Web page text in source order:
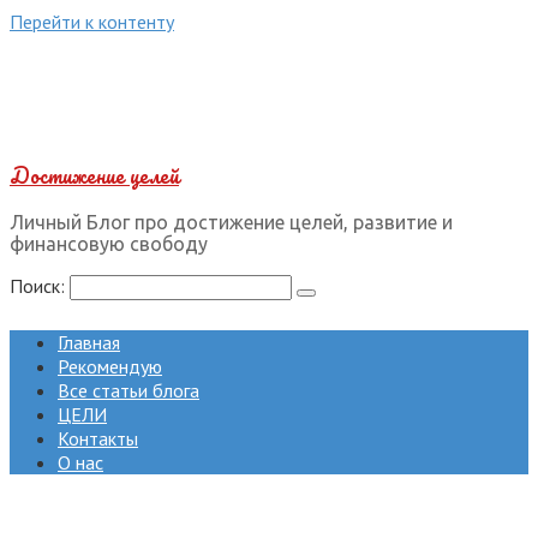
Перейти к контенту
Достижение целей
Личный Блог про достижение целей, развитие и
финансовую свободу
Поиск:
Главная
Рекомендую
Все статьи блога
ЦЕЛИ
Контакты
О нас